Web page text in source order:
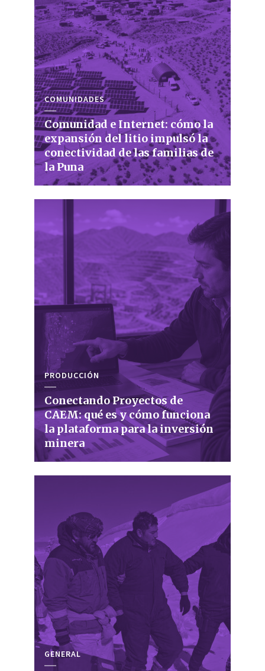
COMUNIDADES
Comunidad e Internet: cómo la
expansión del litio impulsó la
conectividad de las familias de
la Puna
PRODUCCIÓN
Conectando Proyectos de
CAEM: qué es y cómo funciona
la plataforma para la inversión
minera
GENERAL